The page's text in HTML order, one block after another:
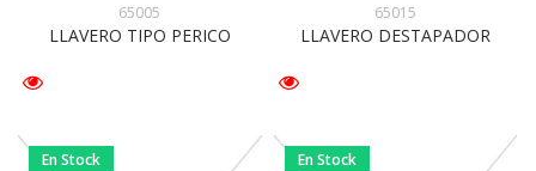
65005
LLAVERO TIPO PERICO
65015
LLAVERO DESTAPADOR
En Stock En Stock